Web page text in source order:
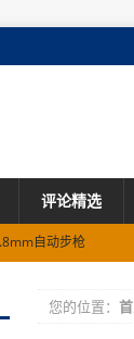
评论精选
自动步枪
惊
您的位置：